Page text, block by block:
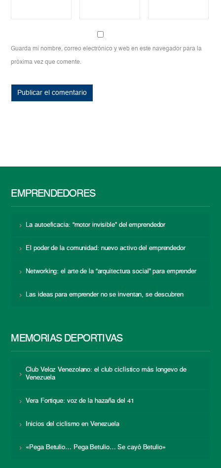
Guarda mi nombre, correo electrónico y web en este navegador para la
próxima vez que comente.
EMPRENDEDORES
La autoeficacia: “motor invisible” del emprendedor
El poder de la comunidad: nuevo activo del emprendedor
Networking: el arte de la “arquitectura social” para emprender
Las ideas para emprender no se inventan, se descubren
MEMORIAS DEPORTIVAS
Club Veloz Venezolano: el club ciclístico más longevo de
Venezuela
Vera Fortique: voz de la hazaña del 41
Inicios del ciclismo en Venezuela
«Pega Betulio… Pega Betulio… Se cayó Betulio»